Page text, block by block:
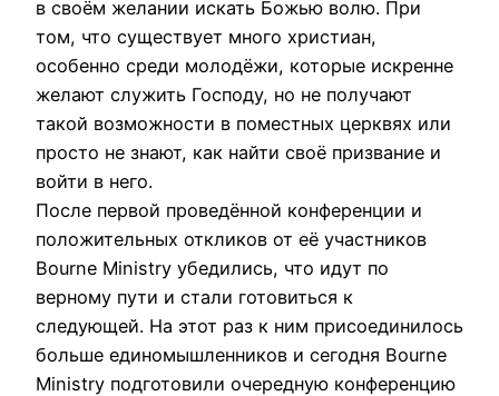
в своём желании искать Божью волю. При
том, что существует много христиан,
особенно среди молодёжи, которые искренне
желают служить Господу, но не получают
такой возможности в поместных церквях или
просто не знают, как найти своё призвание и
войти в него.
После первой проведённой конференции и
положительных откликов от её участников
Bourne Ministry убедились, что идут по
верному пути и стали готовиться к
следующей. На этот раз к ним присоединилось
больше единомышленников и сегодня Bourne
Ministry подготовили очередную конференцию